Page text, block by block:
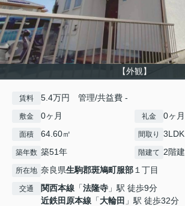
【外観】
賃料 5.4万円 管理/共益費 -
敷金 0ヶ月 礼金 0ヶ月
面積 64.60㎡ 間取り 3LDK
築年数 築51年 階建て 2階建
所在地 奈良県生駒郡斑鳩町服部 １丁目
交通 関西本線 「法隆寺 」駅 徒歩9分
近鉄田原本線 「大輪田 」駅 徒歩32分